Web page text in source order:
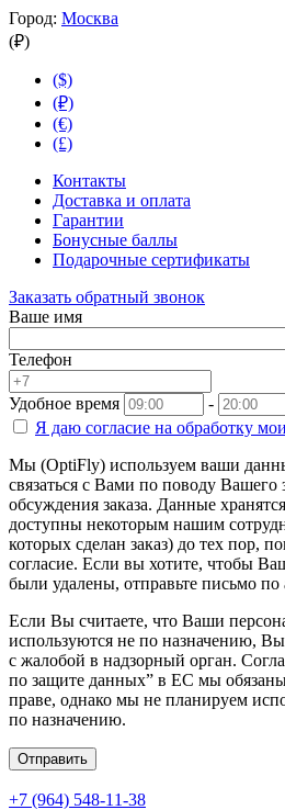
Город: Москва
(₽)
($)
(₽)
(€)
(£)
Контакты
Доставка и оплата
Гарантии
Бонусные баллы
Подарочные сертификаты
Заказать обратный звонок
Ваше имя
Телефон
Удобное время
-
Я даю согласие на обработку
Мы (OptiFly) используем ваши
связаться с Вами по поводу Вашего
обсуждения заказа. Данные
доступны некоторым нашим
которых сделан заказ) до тех пор,
согласие. Если вы хотите, чтобы
были удалены, отправьте письмо
Если Вы считаете, что Ваши
используются не по назначению,
с жалобой в надзорный орган.
по защите данных” в ЕС мы
праве, однако мы не планируем
по назначению.
Отправить
+7 (964) 548-11-38